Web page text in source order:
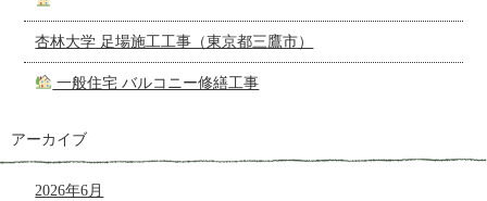
杏林大学 足場施工工事（東京都三鷹市）
一般住宅 バルコニー修繕工事
アーカイブ
2026年6月